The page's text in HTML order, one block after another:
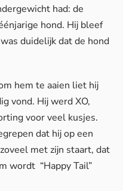
had: de
hond. Hij bleef
duidelijk dat de hond
hem te aaien liet hij
vond. Hij werd XO,
voor veel kusjes.
dat hij op een
met zijn staart, dat
wordt “Happy Tail”